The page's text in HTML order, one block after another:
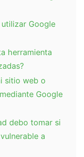
Google
herramienta
sitio web o
Google
debo tomar si
a